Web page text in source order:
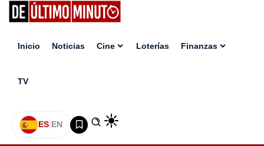
Inicio Noticias Cine Loterías Finanzas
TV
ES|EN